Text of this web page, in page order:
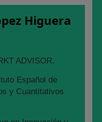
EN
DE
al alza hasta las
Higuera
ADVISOR.
Español de
y Cuantitativos